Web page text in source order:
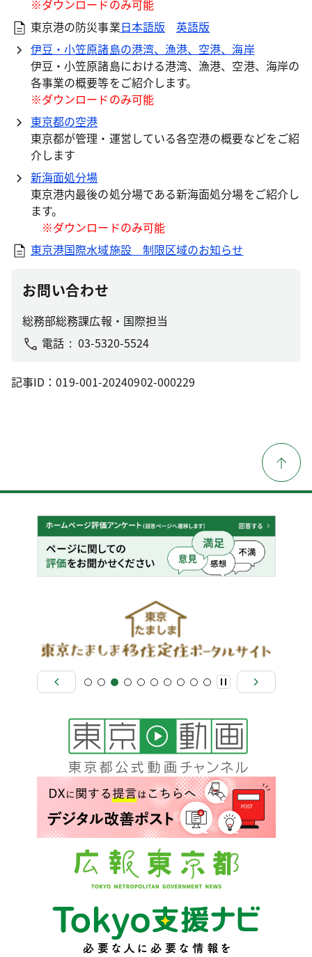
※ダウンロードのみ可能
東京港の防災事業日本語版
英語版
伊豆・小笠原諸島の港湾、漁港、空港、海岸
伊豆・小笠原諸島における港湾、漁港、空港、海岸の
各事業の概要等をご紹介します。
※ダウンロードのみ可能
東京都の空港
東京都が管理・運営している各空港の概要などをご紹
介します
新海面処分場
東京港内最後の処分場である新海面処分場をご紹介し
ます。
※ダウンロードのみ可能
東京港国際水域施設 制限区域のお知らせ
お問い合わせ
総務部総務課広報・国際担当
電話
03-5320-5524
記事ID：019-001-20240902-000229